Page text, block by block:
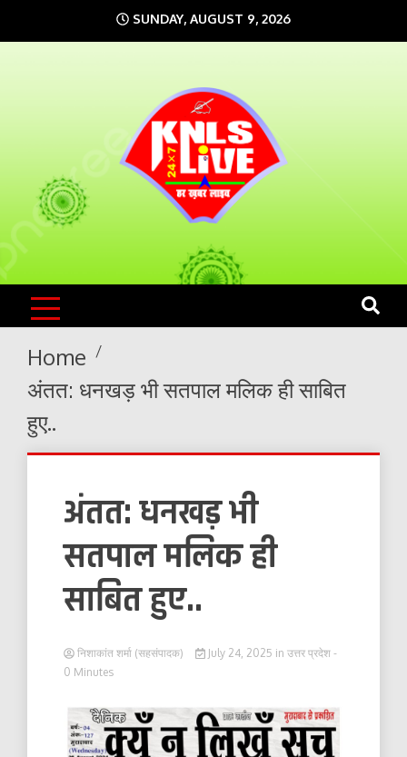
to
SUNDAY, AUGUST 9, 2026
KNLS LIVE
India`s No.1 News Portal
Home
अंतत: धनखड़ भी सतपाल मलिक ही साबित
हुए..
अंतत: धनखड़ भी
सतपाल मलिक ही
साबित हुए..
निशाकांत शर्मा (सहसंपादक) July 24, 2025 in उत्तर प्रदेश -
0 Minutes